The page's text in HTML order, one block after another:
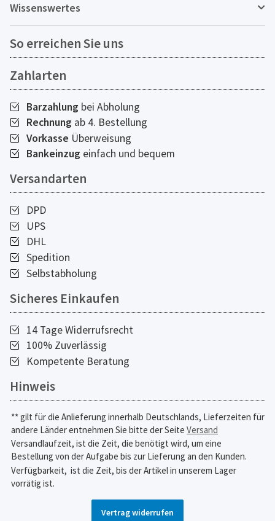
Wissenswertes
So erreichen Sie uns
Zahlarten
Barzahlung bei Abholung
Rechnung ab 4. Bestellung
Vorkasse Überweisung
Bankeinzug einfach und bequem
Versandarten
DPD
UPS
DHL
Spedition
Selbstabholung
Sicheres Einkaufen
14 Tage Widerrufsrecht
100% Zuverlässig
Kompetente Beratung
Hinweis
** gilt für die Anlieferung innerhalb Deutschlands, Lieferzeiten für
andere Länder entnehmen Sie bitte der Seite Versand
Versandlaufzeit, ist die Zeit, die benötigt wird, um eine
Bestellung von der Aufgabe bis zur Lieferung an den Kunden.
Verfügbarkeit, ist die Zeit, bis der Artikel in unserem Lager
vorrätig ist.
Vertrag widerrufen